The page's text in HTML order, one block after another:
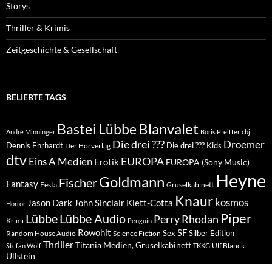
Storys
Thriller & Krimis
Zeitgeschichte & Gesellschaft
BELIEBTE TAGS
André Minninger Bastei Lübbe Blanvalet Boris Pfeiffer cbj
Dennis Ehrhardt Der Hörverlag Die drei ??? Die drei ??? Kids Droemer
dtvEins A Medien Erotik EUROPA EUROPA (Sony Music)
Fantasy Festa FischerGoldmann Gruselkabinett Heyne
Horror Jason Dark John Sinclair Klett-Cotta Knaur kosmos
Krimi LübbeLübbe Audio Penguin Perry Rhodan Piper
Random House Audio Rowohlt Science Fiction Sex SFSilber Edition
Stefan Wolf ThrillerTitania Medien, Gruselkabinett TKKG Ulf Blanck
Ullstein